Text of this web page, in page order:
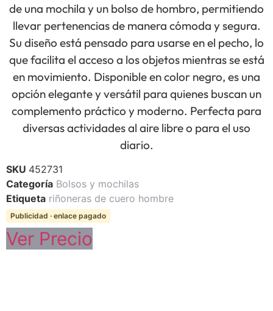
de una mochila y un bolso de hombro, permitiendo
llevar pertenencias de manera cómoda y segura.
Su diseño está pensado para usarse en el pecho, lo
que facilita el acceso a los objetos mientras se está
en movimiento. Disponible en color negro, es una
opción elegante y versátil para quienes buscan un
complemento práctico y moderno. Perfecta para
diversas actividades al aire libre o para el uso
diario.
SKU 452731
Categoría Bolsos y mochilas
Etiqueta riñoneras de cuero hombre
Publicidad · enlace pagado
Ver Precio